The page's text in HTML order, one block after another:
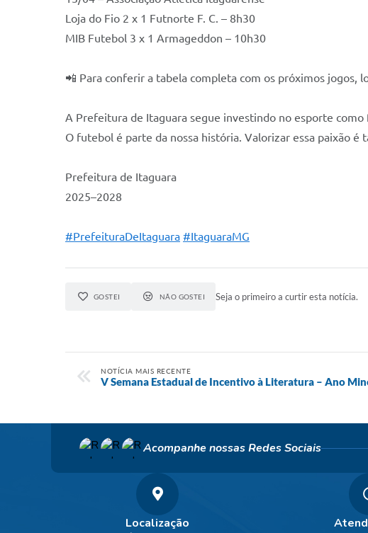
Loja do Fio 2 x 1 Futnorte F. C. – 8h30
MIB Futebol 3 x 1 Armageddon – 10h30
📲 Para conferir a tabela completa com os próximos jogos,
A Prefeitura de Itaguara segue investindo no esporte
O futebol é parte da nossa história. Valorizar essa paixão
Prefeitura de Itaguara
2025–2028
#PrefeituraDeItaguara #ItaguaraMG
GOSTEI NÃO GOSTEI Seja o primeiro a curtir esta notícia.
NOTÍCIA MAIS RECENTE
V Semana Estadual de Incentivo à Literatura – Ano
Acompanhe nossas Redes Sociais
Localização